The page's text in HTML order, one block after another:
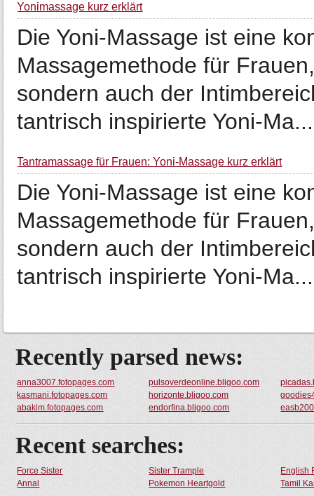
Yonimassage kurz erklärt
Die Yoni-Massage ist eine
Massagemethode für
sondern auch der
tantrisch inspirierte Yoni-Ma...
Tantramassage für Frauen: Yoni-Massage kurz erklärt
Die Yoni-Massage ist eine
Massagemethode für
sondern auch der
tantrisch inspirierte Yoni-Ma...
Recently parsed news:
anna3007.fotopages.com pulsoverdeonline.bligoo.com
kasmani.fotopages.com
horizonte.bligoo.com
abakim.fotopages.com
endorfina.bligoo.com
Recent searches:
Force Sister Sister Trample
English
Annal
Pokemon Heartgold Tamil